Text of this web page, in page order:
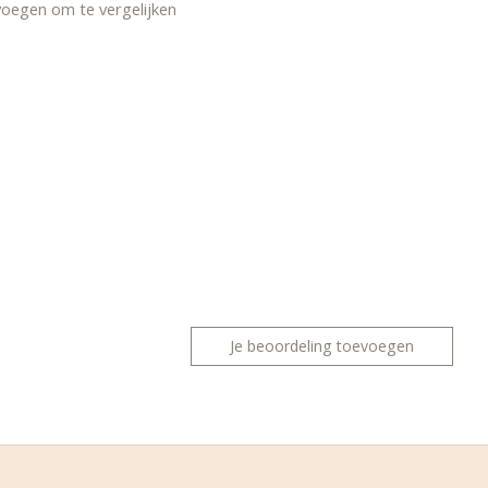
om te vergelijken
Je beoordeling toevoegen